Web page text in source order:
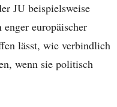
JU beispielsweise
europäischer
lässt, wie verbindlich
wenn sie politisch